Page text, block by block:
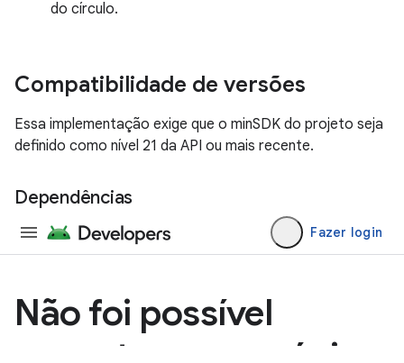
do círculo.
Compatibilidade de versões
Essa implementação exige que o minSDK do projeto seja
definido como nível 21 da API ou mais recente.
Dependências